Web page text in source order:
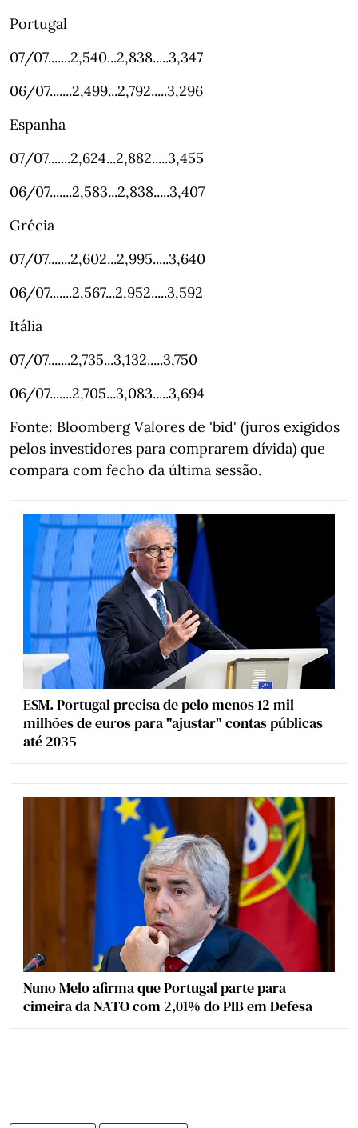
Portugal
07/07.......2,540...2,838.....3,347
06/07.......2,499...2,792.....3,296
Espanha
07/07.......2,624...2,882.....3,455
06/07.......2,583...2,838.....3,407
Grécia
07/07.......2,602...2,995.....3,640
06/07.......2,567...2,952.....3,592
Itália
07/07.......2,735...3,132.....3,750
06/07.......2,705...3,083.....3,694
Fonte: Bloomberg Valores de 'bid' (juros exigidos
pelos investidores para comprarem dívida) que
compara com fecho da última sessão.
ESM. Portugal precisa de pelo menos 12 mil
milhões de euros para "ajustar" contas públicas
até 2035
Nuno Melo afirma que Portugal parte para
cimeira da NATO com 2,01% do PIB em Defesa